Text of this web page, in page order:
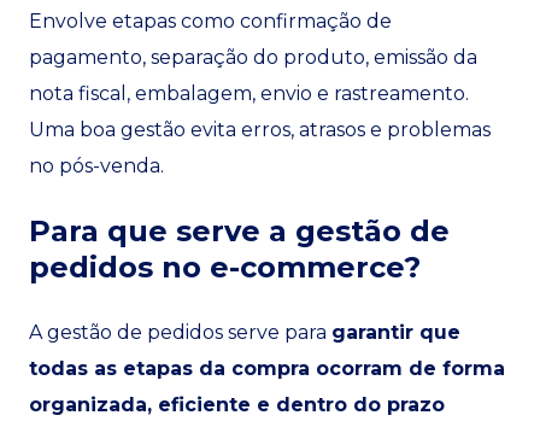
Envolve etapas como confirmação de
pagamento, separação do produto, emissão da
nota fiscal, embalagem, envio e rastreamento.
Uma boa gestão evita erros, atrasos e problemas
no pós-venda.
Para que serve a gestão de
pedidos no e-commerce?
A gestão de pedidos serve para garantir que
todas as etapas da compra ocorram de forma
organizada, eficiente e dentro do prazo